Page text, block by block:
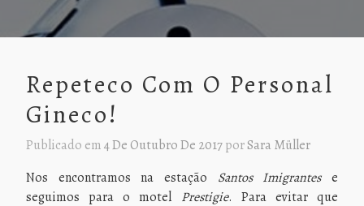
Repeteco Com O Personal
Gineco!
Publicado em4 De Outubro De 2017porSara Müller
Nos encontramos na estação Santos Imigrantese
seguimos para o motel Prestigie. Para evitar que